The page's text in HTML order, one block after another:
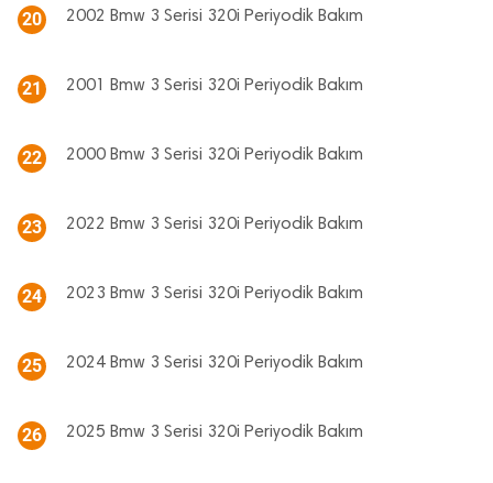
20 2002 Bmw 3 Serisi 320i Periyodik Bakım
21 2001 Bmw 3 Serisi 320i Periyodik Bakım
22 2000 Bmw 3 Serisi 320i Periyodik Bakım
23 2022 Bmw 3 Serisi 320i Periyodik Bakım
24 2023 Bmw 3 Serisi 320i Periyodik Bakım
25 2024 Bmw 3 Serisi 320i Periyodik Bakım
26 2025 Bmw 3 Serisi 320i Periyodik Bakım